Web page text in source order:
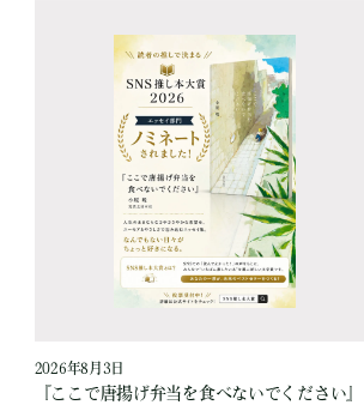
2026年8月3日
『ここで唐揚げ弁当を食べないでください』